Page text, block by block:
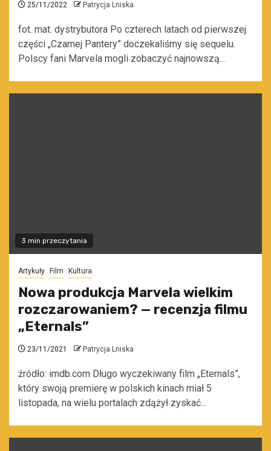
25/11/2022 Patrycja Lniska
fot. mat. dystrybutora Po czterech latach od pierwszej
części „Czarnej Pantery” doczekaliśmy się sequelu.
Polscy fani Marvela mogli zobaczyć najnowszą...
3 min przeczytania
Artykuły Film Kultura
Nowa produkcja Marvela wielkim
rozczarowaniem? — recenzja filmu
„Eternals”
23/11/2021 Patrycja Lniska
źródło: imdb.com Długo wyczekiwany film „Eternals”,
który swoją premierę w polskich kinach miał 5
listopada, na wielu portalach zdążył zyskać...